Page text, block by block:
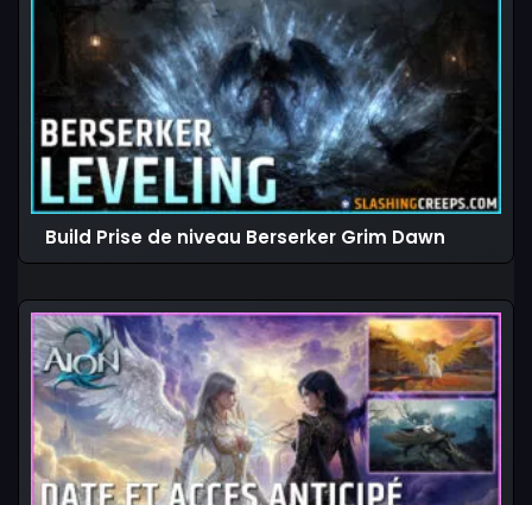
Build Prise de niveau Berserker Grim Dawn